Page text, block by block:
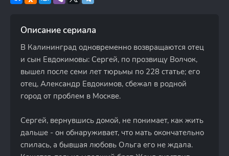
Описание сериала
В Калининград одновременно возвращаются отец
и сын Евдокимовы: Сергей, по прозвищу Волчок,
вышел после семи лет тюрьмы по 228 статье; его
отец, Александр Евдокимов, сбежал в родной
город от проблем в Москве.
Сергей, вернувшись домой, не понимает, как жить
дальше - он обнаруживает, что мать окончательно
спилась, а бывшая любовь Ольга его не ждала.